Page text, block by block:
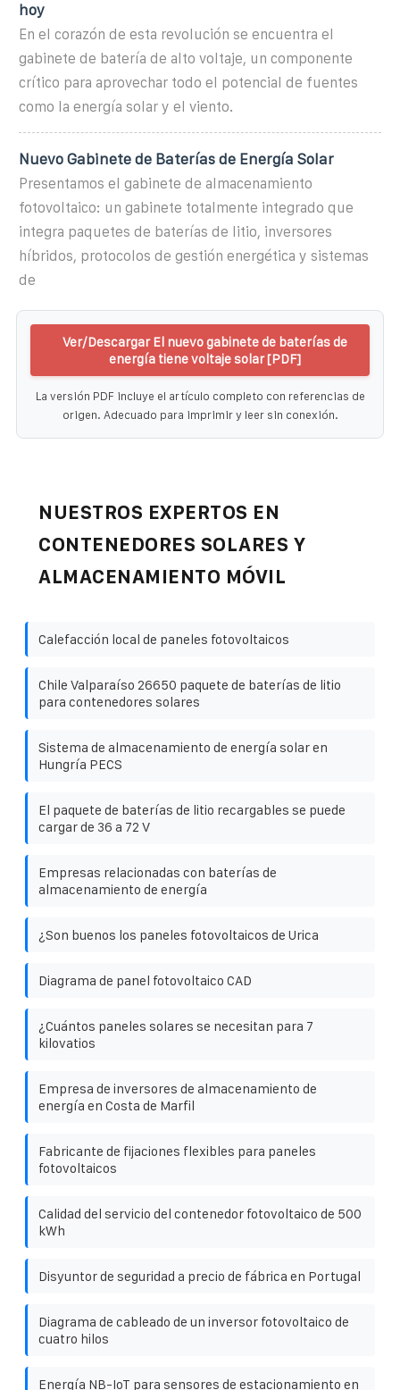
hoy
En el corazón de esta revolución se encuentra el
gabinete de batería de alto voltaje, un componente
crítico para aprovechar todo el potencial de fuentes
como la energía solar y el viento.
Nuevo Gabinete de Baterías de Energía Solar
Presentamos el gabinete de almacenamiento
fotovoltaico: un gabinete totalmente integrado que
integra paquetes de baterías de litio, inversores
híbridos, protocolos de gestión energética y sistemas
de
Ver/Descargar El nuevo gabinete de baterías de
energía tiene voltaje solar [PDF]
La versión PDF incluye el artículo completo con referencias de
origen. Adecuado para imprimir y leer sin conexión.
NUESTROS EXPERTOS EN
CONTENEDORES SOLARES Y
ALMACENAMIENTO MÓVIL
Calefacción local de paneles fotovoltaicos
Chile Valparaíso 26650 paquete de baterías de litio
para contenedores solares
Sistema de almacenamiento de energía solar en
Hungría PECS
El paquete de baterías de litio recargables se puede
cargar de 36 a 72 V
Empresas relacionadas con baterías de
almacenamiento de energía
¿Son buenos los paneles fotovoltaicos de Urica
Diagrama de panel fotovoltaico CAD
¿Cuántos paneles solares se necesitan para 7
kilovatios
Empresa de inversores de almacenamiento de
energía en Costa de Marfil
Fabricante de fijaciones flexibles para paneles
fotovoltaicos
Calidad del servicio del contenedor fotovoltaico de 500
kWh
Disyuntor de seguridad a precio de fábrica en Portugal
Diagrama de cableado de un inversor fotovoltaico de
cuatro hilos
Energía NB-IoT para sensores de estacionamiento en